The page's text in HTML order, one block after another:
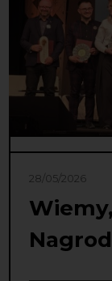
28/05/2026